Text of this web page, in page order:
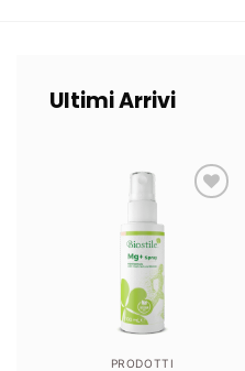
Ultimi Arrivi
PRODOTTI